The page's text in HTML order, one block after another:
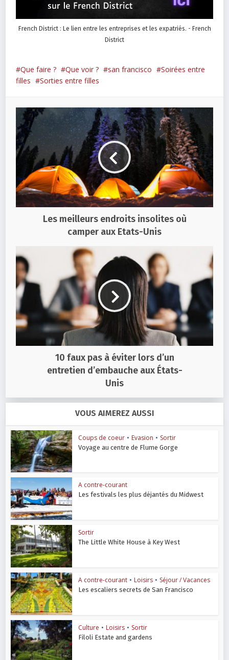
French District : Le lien entre les entreprises et les expatriés. - French
District
Que faire ? Que voir ? san francisco
Soirées entre
filles
Sorties entre filles
Les meilleurs endroits insolites où
camper aux Etats-Unis
10 faux pas à éviter lors d’un
entretien d’embauche aux États-
Unis
VOUS AIMEREZ AUSSI
Coups de coeur • Evasion • Sortir
Voyage au centre de Flume Gorge
A contre-courant
Les festivals les plus déjantés du Midwest
Sortir
The Little White House à Key West
A contre-courant • Loisirs • Séjour / Vacances
Les escaliers secrets de San Francisco
Culture • Loisirs • Sortir
Filoli Estate and gardens